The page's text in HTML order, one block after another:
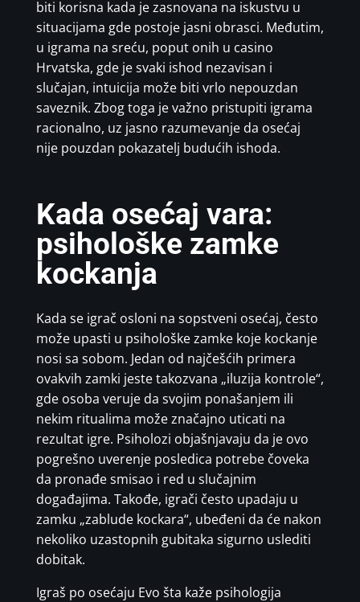
biti korisna kada je zasnovana na iskustvu u
situacijama gde postoje jasni obrasci. Međutim,
u igrama na sreću, poput onih u casino
Hrvatska, gde je svaki ishod nezavisan i
slučajan, intuicija može biti vrlo nepouzdan
saveznik. Zbog toga je važno pristupiti igrama
racionalno, uz jasno razumevanje da osećaj
nije pouzdan pokazatelj budućih ishoda.
Kada osećaj vara:
psihološke zamke
kockanja
Kada se igrač osloni na sopstveni osećaj, često
može upasti u psihološke zamke koje kockanje
nosi sa sobom. Jedan od najčešćih primera
ovakvih zamki jeste takozvana „iluzija kontrole“,
gde osoba veruje da svojim ponašanjem ili
nekim ritualima može značajno uticati na
rezultat igre. Psiholozi objašnjavaju da je ovo
pogrešno uverenje posledica potrebe čoveka
da pronađe smisao i red u slučajnim
događajima. Takođe, igrači često upadaju u
zamku „zablude kockara“, ubeđeni da će nakon
nekoliko uzastopnih gubitaka sigurno uslediti
dobitak.
Igraš po osećaju Evo šta kaže psihologija